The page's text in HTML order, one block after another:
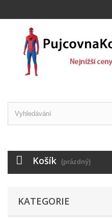
Košík (prázdný)
KATEGORIE